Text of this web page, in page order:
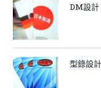
DM設計
型錄設